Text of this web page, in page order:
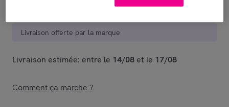
Livraison offerte par la marque
Livraison estimée: entre le 14/08 et le 17/08
Comment ça marche ?